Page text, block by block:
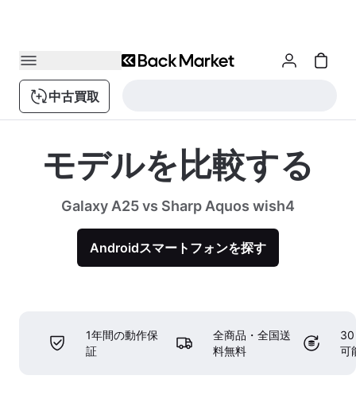
中古買取
モデルを比較する
Galaxy A25 vs Sharp Aquos wish4
Androidスマートフォンを探す
1年間の動作保
証
全商品・全国送
料無料
30
可